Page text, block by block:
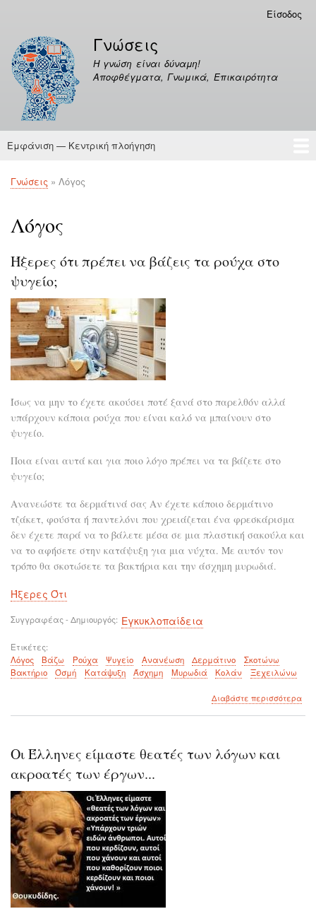
περιεχόμενο
λογαριασμού
χρήστη
Είσοδος
Γνώσεις
Η γνώση είναι δύναμη!
Αποφθέγματα, Γνωμικά, Επικαιρότητα
Κεντρική
Εμφάνιση — Κεντρική πλοήγηση
Γνώσεις
Αποφθέγματα
Breadcrumb
Γνώσεις Λόγος
Λόγος
Ήξερες ότι πρέπει να βάζεις τα ρούχα στο
ψυγείο;
Ίσως να μην το έχετε ακούσει ποτέ ξανά στο παρελθόν αλλά
υπάρχουν κάποια ρούχα που είναι καλό να μπαίνουν στο
ψυγείο.
Ποια είναι αυτά και για ποιο λόγο πρέπει να τα βάζετε στο
ψυγείο;
Ανανεώστε τα δερμάτινά σας Αν έχετε κάποιο δερμάτινο
τζάκετ, φούστα ή παντελόνι που χρειάζεται ένα φρεσκάρισμα
δεν έχετε παρά να το βάλετε μέσα σε μια πλαστική σακούλα και
να το αφήσετε στην κατάψυξη για μια νύχτα. Με αυτόν τον
τρόπο θα σκοτώσετε τα βακτήρια και την άσχημη μυρωδιά.
Ήξερες Ότι
Συγγραφέας - Δημιουργός Εγκυκλοπαίδεια
Ετικέτες
Λόγος
Βάζω Ρούχα Ψυγείο Ανανέωση Δερμάτινο
Σκοτώνω
Βακτήριο
Όσμή Κατάψυξη Άσχημη Μυρωδιά Κολάν Ξεχειλώνω
Διαβάστε περισσότεραγια
Οι Έλληνες είμαστε θεατές των λόγων και
ακροατές των έργων...